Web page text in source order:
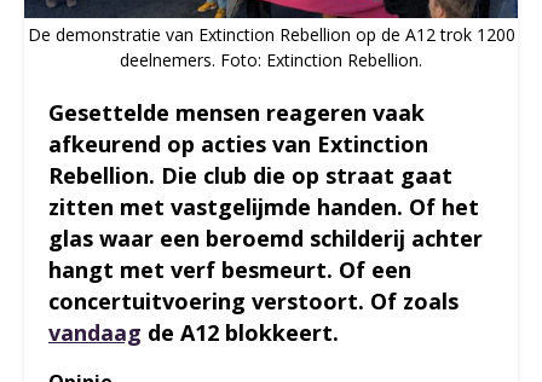
De demonstratie van Extinction Rebellion op de A12 trok 1200
deelnemers. Foto: Extinction Rebellion.
Gesettelde mensen reageren vaak
afkeurend op acties van Extinction
Rebellion. Die club die op straat gaat
zitten met vastgelijmde handen. Of het
glas waar een beroemd schilderij achter
hangt met verf besmeurt. Of een
concertuitvoering verstoort. Of zoals
vandaag de A12 blokkeert.